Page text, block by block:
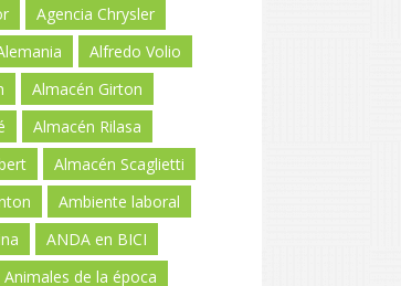
Agencia Chrysler
Alfredo Volio
Almacén Girton
Almacén Rilasa
Almacén Scaglietti
Ambiente laboral
ANDA en BICI
Animales de la época